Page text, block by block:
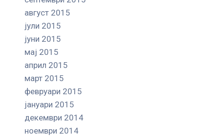
август 2015
јули 2015
јуни 2015
мај 2015
април 2015
март 2015
февруари 2015
јануари 2015
декември 2014
ноември 2014